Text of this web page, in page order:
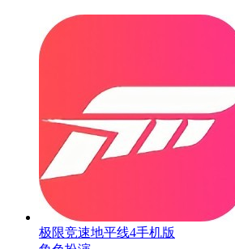
极限竞速地平线4手机版